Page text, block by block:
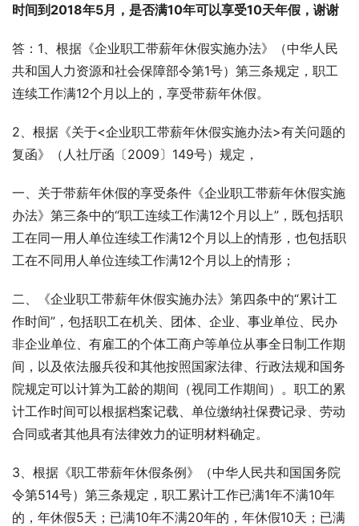
时间到2018年5月，是否满10年可以享受10天年假，谢谢
答：1、根据《企业职工带薪年休假实施办法》（中华人民
共和国人力资源和社会保障部令第1号）第三条规定，职工
连续工作满12个月以上的，享受带薪年休假。
2、根据《关于<企业职工带薪年休假实施办法>有关问题的
复函》（人社厅函〔2009〕149号）规定，
一、关于带薪年休假的享受条件《企业职工带薪年休假实施
办法》第三条中的“职工连续工作满12个月以上”，既包括职
工在同一用人单位连续工作满12个月以上的情形，也包括职
工在不同用人单位连续工作满12个月以上的情形；
二、《企业职工带薪年休假实施办法》第四条中的“累计工
作时间”，包括职工在机关、团体、企业、事业单位、民办
非企业单位、有雇工的个体工商户等单位从事全日制工作期
间，以及依法服兵役和其他按照国家法律、行政法规和国务
院规定可以计算为工龄的期间（视同工作期间）。职工的累
计工作时间可以根据档案记载、单位缴纳社保费记录、劳动
合同或者其他具有法律效力的证明材料确定。
3、根据《职工带薪年休假条例》（中华人民共和国国务院
令第514号）第三条规定，职工累计工作已满1年不满10年
的，年休假5天；已满10年不满20年的，年休假10天；已满